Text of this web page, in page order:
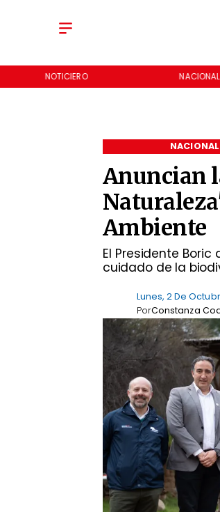
NOTICIERO NACIONAL
Anuncian
Ambiente
El Presidente
cuidado de la
NACIONAL
Lunes, 2 De
Constanza
Por